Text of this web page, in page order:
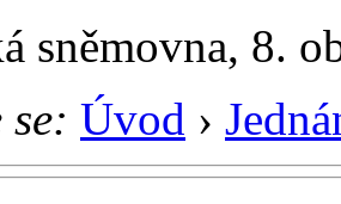
sněmovna, 8.
Úvod ›